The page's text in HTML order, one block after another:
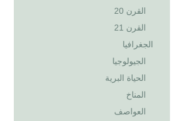
القرن 20
القرن 21
الجغرافيا
الجيولوجيا
الحياة البرية
المناخ
العواصف